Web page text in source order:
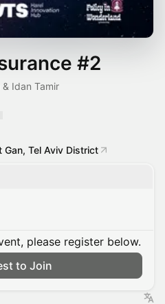
#2
Idan Tamir
Gan, Tel Aviv District
please register below.
to Join